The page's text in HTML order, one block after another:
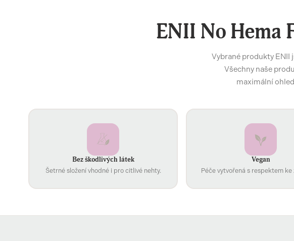
ENII No Hema
Vybrané produkty ENII
Všechny naše
maximální
Bez škodlivých látek
Šetrné složení vhodné i pro citlivé nehty.
Vegan
Péče vytvořená s respektem ke